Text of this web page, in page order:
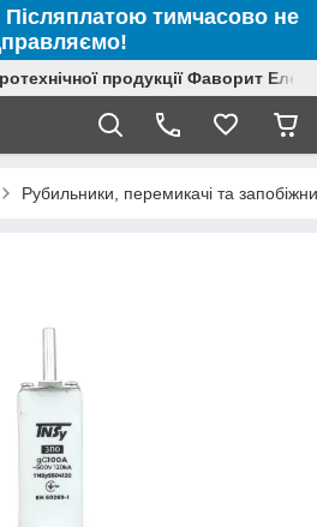
Післяплатою тимчасово не
продукції Фаворит
Рубильники, перемикачі та